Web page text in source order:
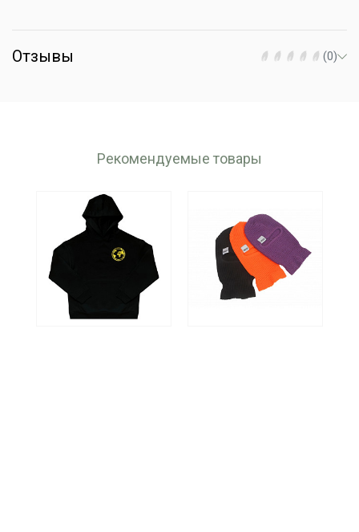
Отзывы (0)
Рекомендуемые товары